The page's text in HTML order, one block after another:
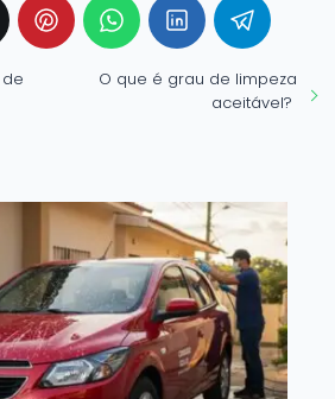
O que é grau de limpeza
aceitável?